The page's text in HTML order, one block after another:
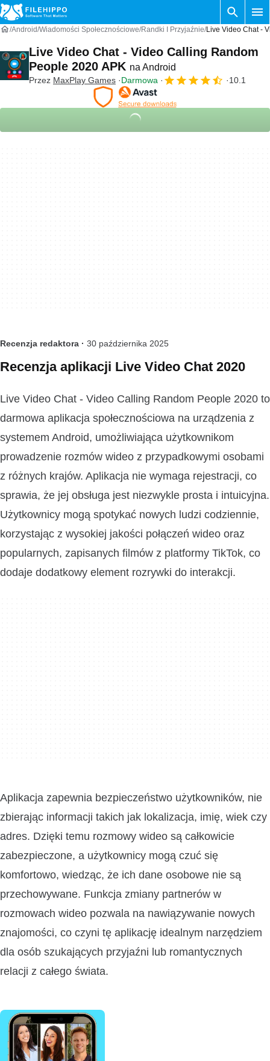
Android Wiadomości Społecznościowe Randki I Przyjaźnie Live Video Chat -
Live Video Chat - Video Calling Random
People 2020 APK na Android
Przez MaxPlay Games Darmowa 10.1
Recenzja redaktora · 30 października 2025
Recenzja aplikacji Live Video Chat 2020
Live Video Chat - Video Calling Random People 2020 to
darmowa aplikacja społecznościowa na urządzenia z
systemem Android, umożliwiająca użytkownikom
prowadzenie rozmów wideo z przypadkowymi osobami
z różnych krajów. Aplikacja nie wymaga rejestracji, co
sprawia, że jej obsługa jest niezwykle prosta i intuicyjna.
Użytkownicy mogą spotykać nowych ludzi codziennie,
korzystając z wysokiej jakości połączeń wideo oraz
popularnych, zapisanych filmów z platformy TikTok, co
dodaje dodatkowy element rozrywki do interakcji.
Aplikacja zapewnia bezpieczeństwo użytkowników, nie
zbierając informacji takich jak lokalizacja, imię, wiek czy
adres. Dzięki temu rozmowy wideo są całkowicie
zabezpieczone, a użytkownicy mogą czuć się
komfortowo, wiedząc, że ich dane osobowe nie są
przechowywane. Funkcja zmiany partnerów w
rozmowach wideo pozwala na nawiązywanie nowych
znajomości, co czyni tę aplikację idealnym narzędziem
dla osób szukających przyjaźni lub romantycznych
relacji z całego świata.